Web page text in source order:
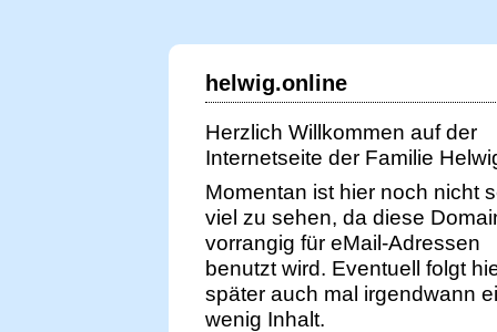
helwig.online
Herzlich Willkommen auf der
Internetseite der Familie
Momentan ist hier noch nicht
viel zu sehen, da diese
vorrangig für eMail-Adressen
benutzt wird. Eventuell folgt
später auch mal irgendwann
wenig Inhalt.